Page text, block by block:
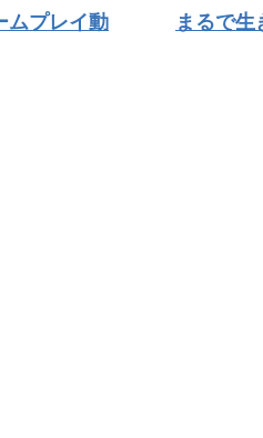
ムプレイ動
まるで